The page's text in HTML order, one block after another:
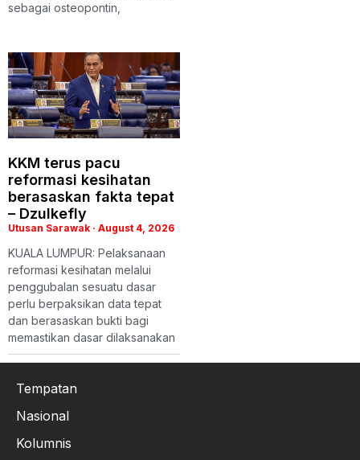
sebagai osteopontin,
KKM terus pacu
reformasi kesihatan
berasaskan fakta tepat
– Dzulkefly
Utusan Sarawak August 4, 2026
KUALA LUMPUR: Pelaksanaan
reformasi kesihatan melalui
penggubalan sesuatu dasar
perlu berpaksikan data tepat
dan berasaskan bukti bagi
memastikan dasar dilaksanakan
Tempatan
Nasional
Kolumnis